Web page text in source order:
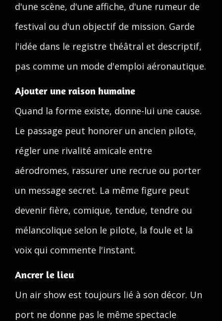
d'une scène, d'une affiche, d'une rumeur de
festival ou d'un objectif de mission. Garde
l'idée dans le registre théâtral et descriptif,
pas comme un mode d'emploi aéronautique.
Ajouter une raison humaine
Quand la forme existe, donne-lui une cause.
Le passage peut honorer un ancien pilote,
régler une rivalité amicale entre
aérodromes, rassurer une recrue ou porter
un message secret. La même figure peut
devenir fière, comique, tendue, tendre ou
mélancolique selon le pilote, la foule et la
voix qui commente l'instant.
Ancrer le lieu
Un air show est toujours lié à son décor. Un
port ne donne pas le même spectacle